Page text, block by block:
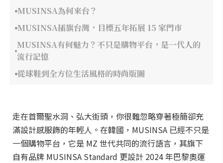
MUSINSA為何來台？
MUSINSA插旗台灣，目標五年拓展 15 家門市
MUSINSA有何魅力？不只是購物平台，是一代人的
流行記憶
從球鞋到全方位生活風格的時尚版圖
走在首爾聖水洞、弘大街頭，你很難忽略穿著極簡卻充
滿設計感服飾的年輕人。在韓國，MUSINSA 已經不只是
一個購物平台，它是 MZ 世代共同的流行語言，其旗下
自有品牌 MUSINSA Standard 更設計 2024 年巴黎奧運